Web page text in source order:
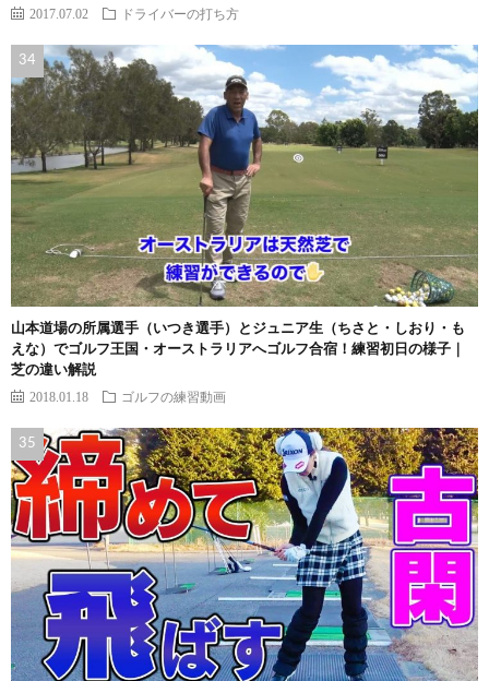
2017.07.02 ドライバーの打ち方
山本道場の所属選手（いつき選手）とジュニア生（ちさと・しおり・も
えな）でゴルフ王国・オーストラリアへゴルフ合宿！練習初日の様子｜
芝の違い解説
2018.01.18 ゴルフの練習動画